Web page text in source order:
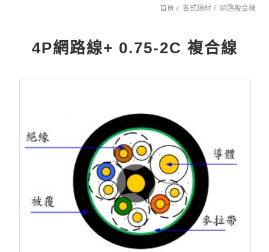
首頁 各式線材 網路複合線
4P網路線+ 0.75-2C 複合線